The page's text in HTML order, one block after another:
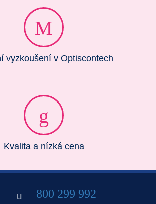
vyzkoušení v Optiscontech
Kvalita a nízká cena
800 299 992